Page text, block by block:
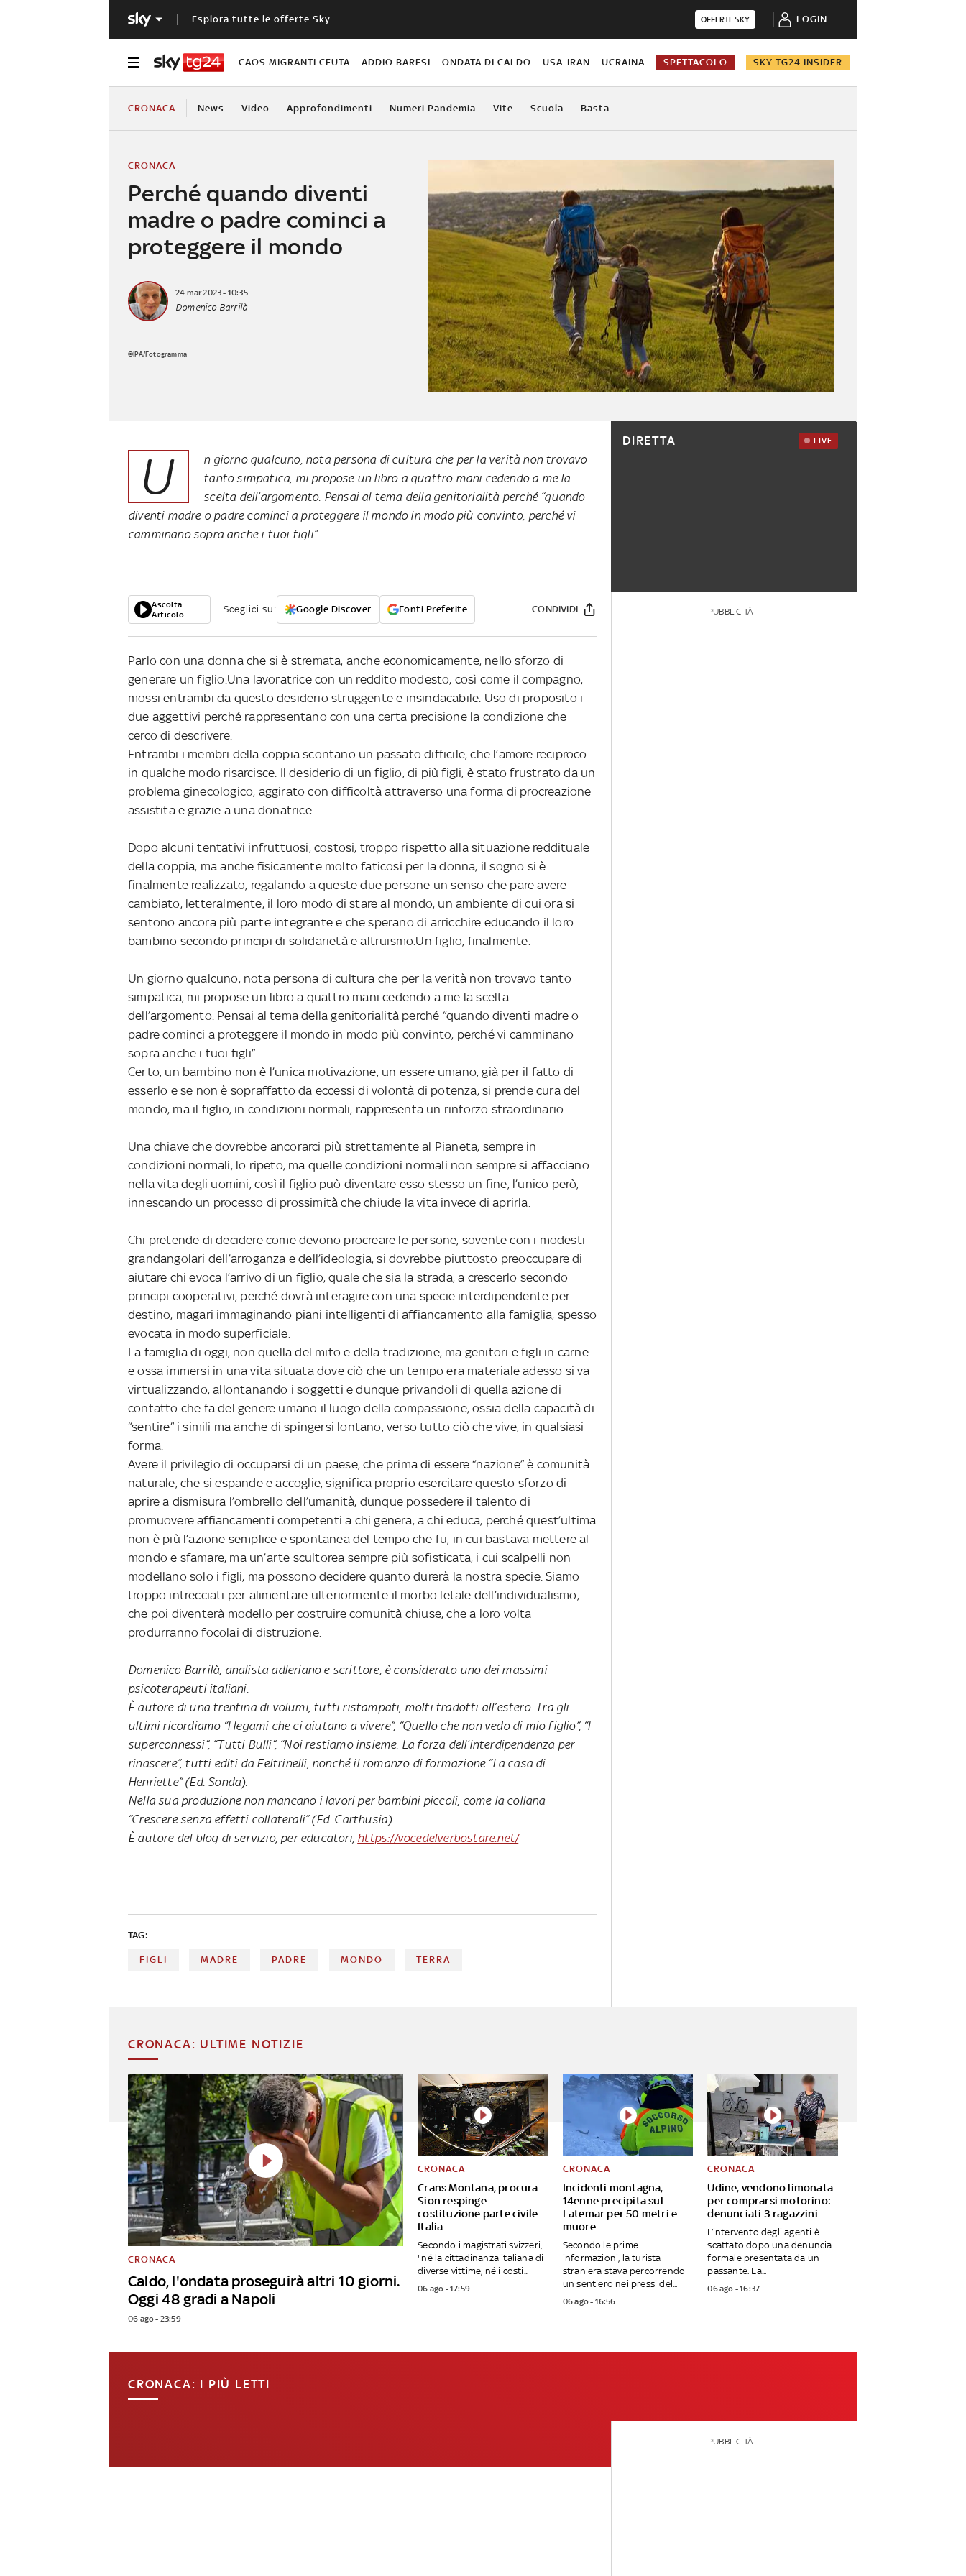
Esplora tutte le offerte Sky OFFERTE SKY LOGIN
CAOS MIGRANTI CEUTA ADDIO BARESI ONDATA DI CALDO USA-IRAN UCRAINA SPETTACOLO SKY TG24 INSIDER
CRONACA News Video Approfondimenti Numeri Pandemia Vite Scuola Basta
Perché quando diventi
madre o padre cominci a
proteggere il mondo
CRONACA
24 mar 2023 - 10:35
Domenico Barrilà
©IPA/Fotogramma
U
n giorno qualcuno, nota persona di cultura che per la verità non trovavo
tanto simpatica, mi propose un libro a quattro mani cedendo a me la
scelta dell’argomento. Pensai al tema della genitorialità perché “quando
diventi madre o padre cominci a proteggere il mondo in modo più convinto, perché vi
camminano sopra anche i tuoi figli”
Ascolta
Articolo
Sceglici su: Google Discover Fonti Preferite CONDIVIDI
Parlo con una donna che si è stremata, anche economicamente, nello sforzo di
generare un figlio.Una lavoratrice con un reddito modesto, così come il compagno,
mossi entrambi da questo desiderio struggente e insindacabile. Uso di proposito i
due aggettivi perché rappresentano con una certa precisione la condizione che
cerco di descrivere.
Entrambi i membri della coppia scontano un passato difficile, che l’amore reciproco
in qualche modo risarcisce. Il desiderio di un figlio, di più figli, è stato frustrato da un
problema ginecologico, aggirato con difficoltà attraverso una forma di procreazione
assistita e grazie a una donatrice.
Dopo alcuni tentativi infruttuosi, costosi, troppo rispetto alla situazione reddituale
della coppia, ma anche fisicamente molto faticosi per la donna, il sogno si è
finalmente realizzato, regalando a queste due persone un senso che pare avere
cambiato, letteralmente, il loro modo di stare al mondo, un ambiente di cui ora si
sentono ancora più parte integrante e che sperano di arricchire educando il loro
bambino secondo principi di solidarietà e altruismo.Un figlio, finalmente.
Un giorno qualcuno, nota persona di cultura che per la verità non trovavo tanto
simpatica, mi propose un libro a quattro mani cedendo a me la scelta
dell’argomento. Pensai al tema della genitorialità perché “quando diventi madre o
padre cominci a proteggere il mondo in modo più convinto, perché vi camminano
sopra anche i tuoi figli”.
Certo, un bambino non è l’unica motivazione, un essere umano, già per il fatto di
esserlo e se non è sopraffatto da eccessi di volontà di potenza, si prende cura del
mondo, ma il figlio, in condizioni normali, rappresenta un rinforzo straordinario.
Una chiave che dovrebbe ancorarci più strettamente al Pianeta, sempre in
condizioni normali, lo ripeto, ma quelle condizioni normali non sempre si affacciano
nella vita degli uomini, così il figlio può diventare esso stesso un fine, l’unico però,
innescando un processo di prossimità che chiude la vita invece di aprirla.
Chi pretende di decidere come devono procreare le persone, sovente con i modesti
grandangolari dell’arroganza e dell’ideologia, si dovrebbe piuttosto preoccupare di
aiutare chi evoca l’arrivo di un figlio, quale che sia la strada, a crescerlo secondo
principi cooperativi, perché dovrà interagire con una specie interdipendente per
destino, magari immaginando piani intelligenti di affiancamento alla famiglia, spesso
evocata in modo superficiale.
La famiglia di oggi, non quella del mito e della tradizione, ma genitori e figli in carne
e ossa immersi in una vita situata dove ciò che un tempo era materiale adesso si va
virtualizzando, allontanando i soggetti e dunque privandoli di quella azione di
contatto che fa del genere umano il luogo della compassione, ossia della capacità di
“sentire” i simili ma anche di spingersi lontano, verso tutto ciò che vive, in qualsiasi
forma.
Avere il privilegio di occuparsi di un paese, che prima di essere “nazione” è comunità
naturale, che si espande e accoglie, significa proprio esercitare questo sforzo di
aprire a dismisura l’ombrello dell’umanità, dunque possedere il talento di
promuovere affiancamenti competenti a chi genera, a chi educa, perché quest’ultima
non è più l’azione semplice e spontanea del tempo che fu, in cui bastava mettere al
mondo e sfamare, ma un’arte scultorea sempre più sofisticata, i cui scalpelli non
modellano solo i figli, ma possono decidere quanto durerà la nostra specie.Siamo
troppo intrecciati per alimentare ulteriormente il morbo letale dell’individualismo,
che poi diventerà modello per costruire comunità chiuse, che a loro volta
produrranno focolai di distruzione.
Domenico Barrilà, analista adleriano e scrittore, è considerato uno dei massimi
psicoterapeuti italiani.
È autore di una trentina di volumi, tutti ristampati, molti tradotti all’estero. Tra gli
ultimi ricordiamo “I legami che ci aiutano a vivere”, “Quello che non vedo di mio figlio”, “I
superconnessi”, “Tutti Bulli”, “Noi restiamo insieme. La forza dell’interdipendenza per
rinascere”, tutti editi da Feltrinelli, nonché il romanzo di formazione “La casa di
Henriette” (Ed. Sonda).
Nella sua produzione non mancano i lavori per bambini piccoli, come la collana
“Crescere senza effetti collaterali” (Ed. Carthusia).
È autore del blog di servizio, per educatori, https://vocedelverbostare.net/
TAG:
FIGLI MADRE PADRE MONDO TERRA
DIRETTA LIVE
PUBBLICITÀ
CRONACA: ULTIME NOTIZIE
Caldo, l'ondata proseguirà altri 10 giorni.
Oggi 48 gradi a Napoli
CRONACA
06 ago - 23:59
Crans Montana, procura
Sion respinge
costituzione parte civile
Italia
CRONACA
Secondo i magistrati svizzeri,
"né la cittadinanza italiana di
diverse vittime, né i costi...
06 ago - 17:59
Incidenti montagna,
14enne precipita sul
Latemar per 50 metri e
muore
CRONACA
Secondo le prime
informazioni, la turista
straniera stava percorrendo
un sentiero nei pressi del...
06 ago - 16:56
Udine, vendono limonata
per comprarsi motorino:
denunciati 3 ragazzini
CRONACA
L’intervento degli agenti è
scattato dopo una denuncia
formale presentata da un
passante. La...
06 ago - 16:37
CRONACA: I PIÙ LETTI
PUBBLICITÀ